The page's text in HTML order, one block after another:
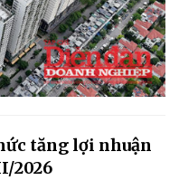
tăng lợi nhuận
2026